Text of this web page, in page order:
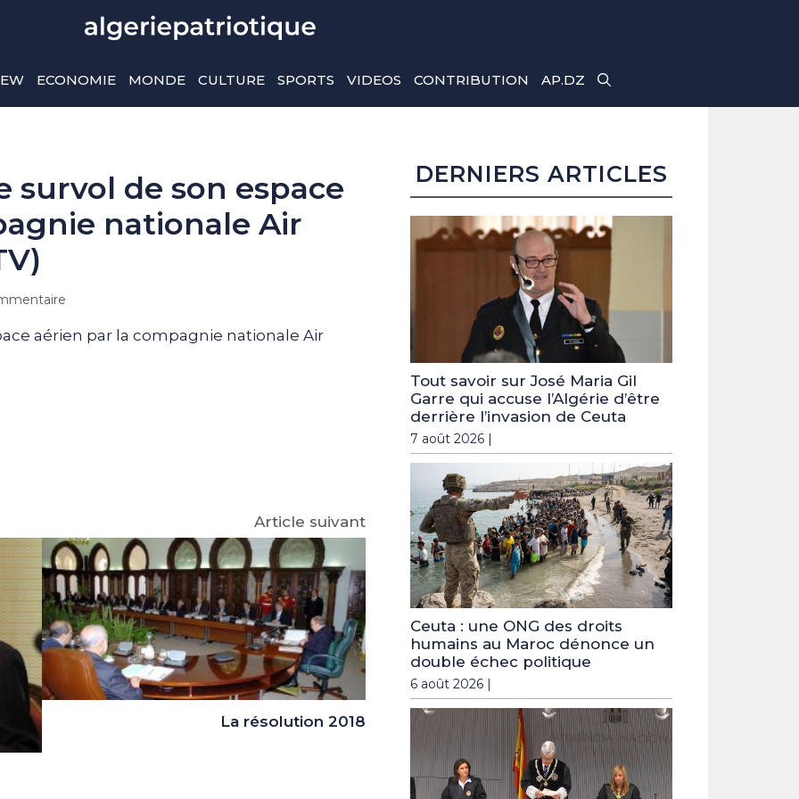
ECONOMIE MONDE CULTURE SPORTS VIDEOS CONTRIBUTION AP.DZ
survol de son espace
nationale Air
aérien par la compagnie nationale Air
Article suivant
La résolution 2018
DERNIERS ARTICLES
Tout savoir sur José Maria Gil
Garre qui accuse l’Algérie d’être
derrière l’invasion de Ceuta
7 août 2026 |
Ceuta : une ONG des droits
humains au Maroc dénonce un
double échec politique
6 août 2026 |